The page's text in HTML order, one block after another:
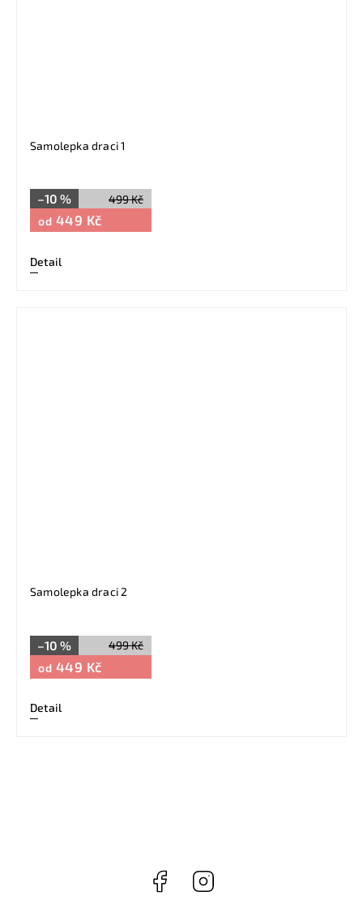
Samolepka draci 1
499 Kč
–10 %
od 449 Kč
Detail
Samolepka draci 2
499 Kč
–10 %
od 449 Kč
Detail
Facebook